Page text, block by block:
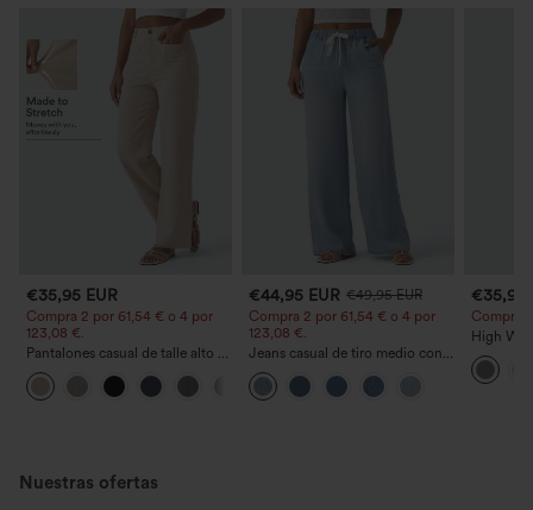
€35,95 EUR
Compra 2 por 61,54 € o 4 por
123,08 €.
Pantalones casual de talle alto y
pierna recta con tacto de lino y
bolsillos
€44,95 EUR €49,95 EUR
Compra 2 por 61,54 € o 4 por
123,08 €.
Jeans casual de tiro medio con
cordón y bolsillos
€35,95
Compra
High
Straight
Nuestras ofertas